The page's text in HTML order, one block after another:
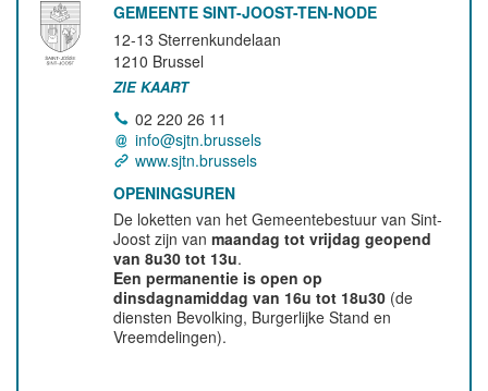
GEMEENTE SINT-JOOST-TEN-NODE
12-13 Sterrenkundelaan
1210 Brussel
ZIE KAART
02 220 26 11
info@sjtn.brussels
www.sjtn.brussels
OPENINGSUREN
De loketten van het Gemeentebestuur van Sint-
Joost zijn vanmaandag tot vrijdag geopend
van 8u30 tot 13u.
Een permanentie is open op
dinsdagnamiddag van 16u tot 18u30 (de
diensten Bevolking, Burgerlijke Stand en
Vreemdelingen).